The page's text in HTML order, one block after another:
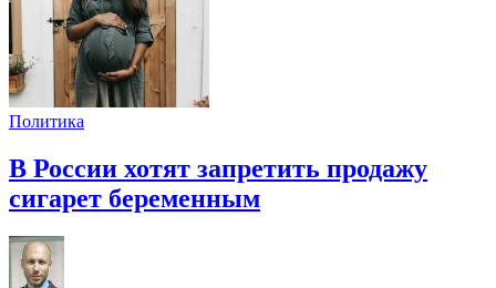
Политика
В России хотят запретить продажу
сигарет беременным